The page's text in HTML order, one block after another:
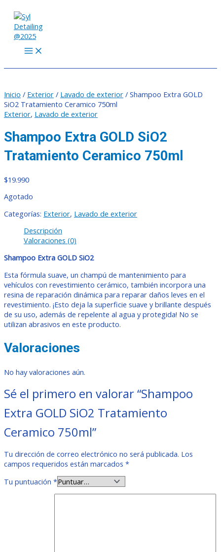
contenido
Inicio / Exterior / Lavado de exterior / Shampoo Extra GOLD
SiO2 Tratamiento Ceramico 750ml
Exterior, Lavado de exterior
Shampoo Extra GOLD SiO2
Tratamiento Ceramico 750ml
$19.990
Agotado
Categorías: Exterior, Lavado de exterior
Descripción
Valoraciones (0)
Shampoo Extra GOLD SiO2
Esta fórmula suave, un champú de mantenimiento para
vehículos con revestimiento cerámico, también incorpora una
resina de reparación dinámica para reparar daños leves en el
revestimiento. ¡Esto deja la superficie suave y brillante después
de su uso, además de repelente al agua y protegida! No se
utilizan abrasivos en este producto.
Valoraciones
No hay valoraciones aún.
Sé el primero en valorar “Shampoo
Extra GOLD SiO2 Tratamiento
Ceramico 750ml”
Tu dirección de correo electrónico no será publicada. Los
campos requeridos están marcados *
Tu puntuación *